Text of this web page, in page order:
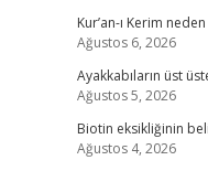
Kur’an-ı Kerim
Ağustos 6, 2026
Ayakkabıların üst
Ağustos 5, 2026
Biotin eksikliğinin
Ağustos 4, 2026